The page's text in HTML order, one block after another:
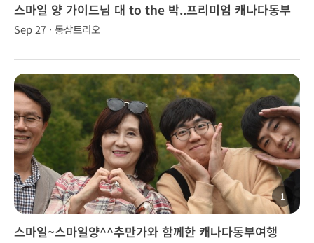
스마일 양 가이드님 대 to the 박..프리미엄 캐나다동부
(2박3일)
Sep 27 · 동삼트리오
1
스마일~스마일양^^추만가와 함께한 캐나다동부여행